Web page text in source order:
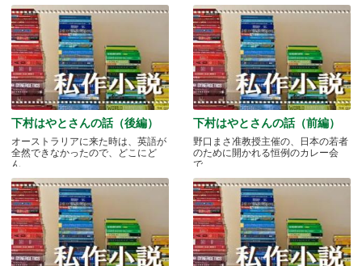
下村はやとさんの話（後編）
オーストラリアに来た時は、英語が
全然できなかったので、どこにど
ん.....
下村はやとさんの話（前編）
野口まさ准教授主催の、日本の若者
のために開かれる恒例のカレー会
で.....